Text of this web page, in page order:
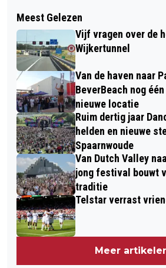
NAPOLEON VOND ZIJN
CARL GUSTAV ZIJN
SLINGEREND OP DE WEG
VEEL ALCOHOL KOST 2
RIJBEWIJS
Meest Gelezen
Vijf vragen over de
Wijkertunnel
Van de haven naar
BeverBeach nog
nieuwe locatie
Ruim dertig jaar
helden en nieuwe
Spaarnwoude
Van Dutch Valley
jong festival bouwt
traditie
Telstar verrast
Meer